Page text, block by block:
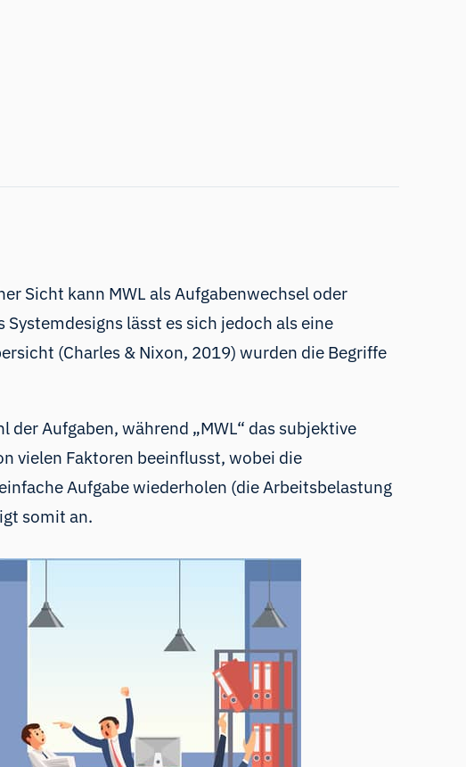
Sicht kann MWL als Aufgabenwechsel oder
lässt es sich jedoch als eine
(Charles & Nixon, 2019) wurden die Begriffe
Aufgaben, während „MWL“ das subjektive
vielen Faktoren beeinflusst, wobei die
Aufgabe wiederholen (die Arbeitsbelastung
somit an.